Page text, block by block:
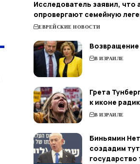
Исследователь заявил, что
опровергают семейную
ЕВРЕЙСКИЕ НОВОСТИ
В ИЗРАИЛЕ
Грета
к иконе
В ИЗРАИЛЕ
Биньямин
создадим
государство